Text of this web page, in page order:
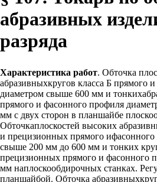
абразивных
разряда
Характеристика работ. Обточка
абразивныхкругов класса Б прямого
диаметром свыше 600 мм и
прямого и фасонного профиля
мм с двух сторон в планшайбе
Обточкаплоскостей высоких
и прецизионных прямого
свыше 200 мм до 600 мм и тонких
прецизионных прямого и фасонного
мм наплоскообдирочных станках.
планшайбой. Обточка